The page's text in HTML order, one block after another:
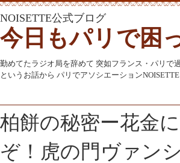
NOISETTE公式ブログ
今日もパリで困
勤めてたラジオ局を辞めて 突如フランス・パリで
というお話から パリでアソシエーション
柏餅の秘密ー花金
ぞ！虎の門ヴァン